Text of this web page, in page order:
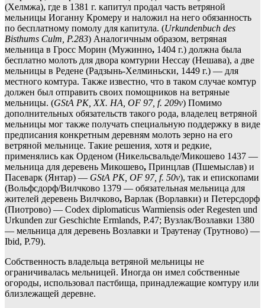
(Хелмжа), где в 1381 г. капитул продал часть ветряной
мельницы Иоганну Кромеру и наложил на него обязанность
по бесплатному помолу для капитула. (Urkundenbuch des
Bisthums Culm, P.283) Аналогичным образом, ветряная
мельница в Гросс Морин (Мужинно, 1404 г.) должна была
бесплатно молоть для двора комтурии Нессау (Нешава), а две
мельницы в Редене (Радзынь-Хелминьски, 1449 г.) — для
местного комтура. Также известно, что в таком случае комтур
должен был отправить своих помощников на ветряные
мельницы. (GStA PK, XX. HA, OF 97, f. 209v) Помимо
дополнительных обязательств такого рода, владелец ветряной
мельницы мог также получать специальную поддержку в виде
предписания конкретным деревням молоть зерно на его
ветряной мельнице. Такие решения, хотя и редкие,
применялись как Орденом (Никельсвальде/Микошево 1437 —
мельница для деревень Микошево, Принцлав (Пшемыслав) и
Пасеварк (Янтар) — GStA PK, OF 97, f. 50v), так и епископами
(Вольфсдорф/Вилчково 1379 — обязательная мельница для
жителей деревень Вилчково, Варлак (Ворлавки) и Петерсдорф
(Пиотрово) — Codex diplomaticus Warmiensis oder Regesten und
Urkunden zur Geschichte Ermlands, P.47; Вузлак/Возлавки 1380
— мельница для деревень Возлавки и Траутенау (Трутново) —
Ibid, P.79).
Собственность владельца ветряной мельницы не
ограничивалась мельницей. Иногда он имел собственные
огороды, использовал пастбища, принадлежащие комтуру или
близлежащей деревне.